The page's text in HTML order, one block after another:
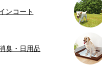
ンコート
臭・日用品